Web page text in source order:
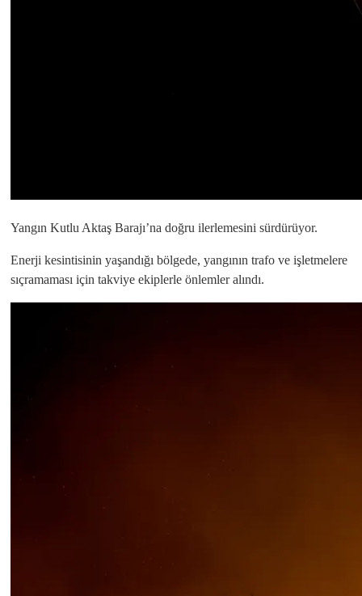
Yangın Kutlu Aktaş Barajı’na doğru ilerlemesini sürdürüyor.
Enerji kesintisinin yaşandığı bölgede, yangının trafo ve işletmelere
sıçramaması için takviye ekiplerle önlemler alındı.